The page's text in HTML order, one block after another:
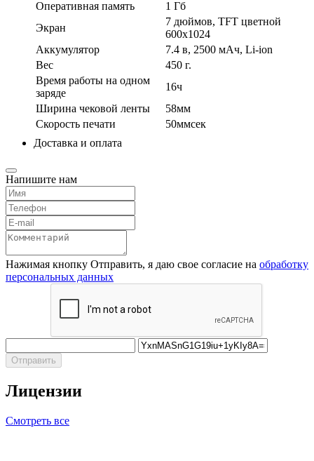
Оперативная память
1 Гб
Экран
7 дюймов, TFT цветной
600х1024
Аккумулятор
7.4 в, 2500 мАч, Li-ion
Вес
450 г.
Время работы на одном
заряде
16ч
Ширина чековой ленты
58мм
Скорость печати
50ммсек
Доставка и оплата
Напишите нам
Нажимая кнопку Отправить, я даю свое согласие на обработку
персональных данных
Отправить
Лицензии
Смотреть все